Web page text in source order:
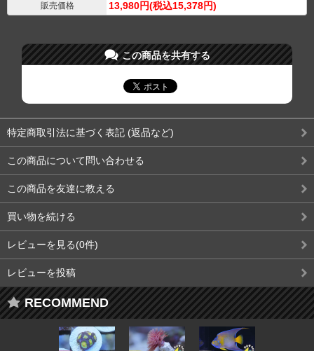
販売価格 13,980円(税込15,378円)
この商品を共有する
特定商取引法に基づく表記 (返品など)
この商品について問い合わせる
この商品を友達に教える
買い物を続ける
レビューを見る(0件)
レビューを投稿
RECOMMEND